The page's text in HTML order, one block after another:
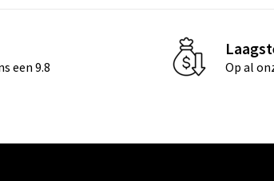
een 9.8 Op al